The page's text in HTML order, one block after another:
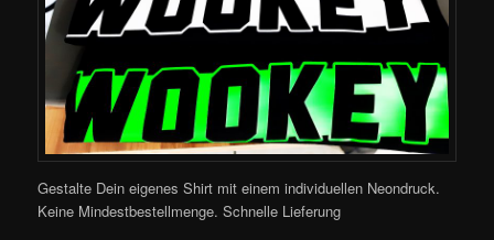
Gestalte Dein eigenes Shirt mit einem individuellen Neondruck.
Keine Mindestbestellmenge. Schnelle Lieferung